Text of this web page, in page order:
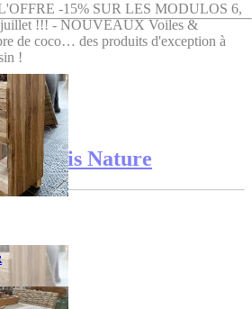
-15% SUR LES MODULOS 6,
juillet !!! - NOUVEAUX Voiles &
de coco… des produits d'exception à
!
de Bois Nature